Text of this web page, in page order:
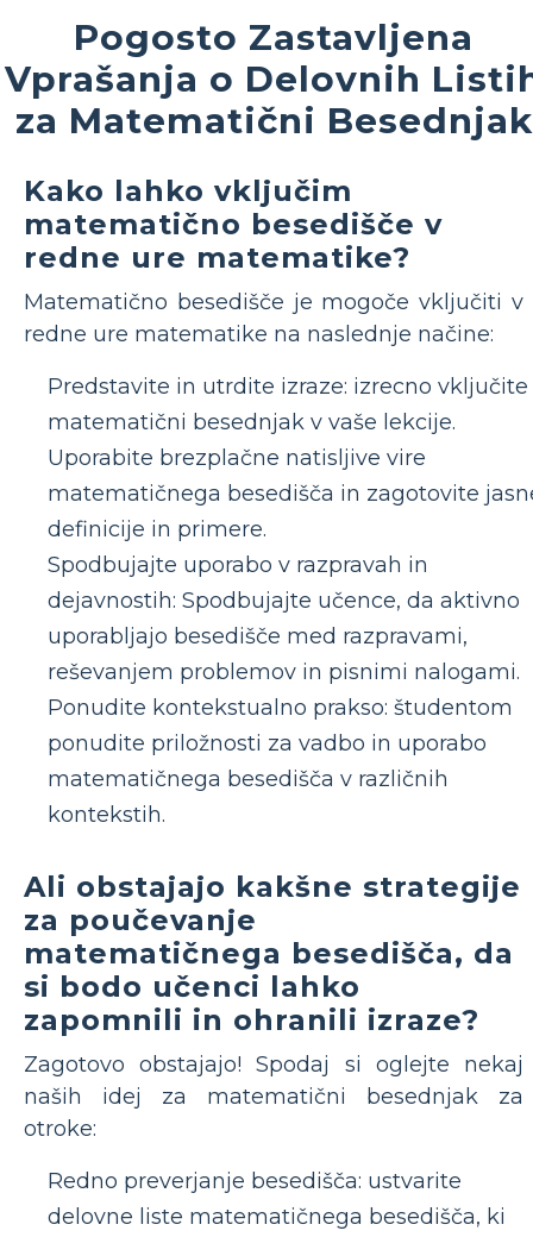
Pogosto Zastavljena
Vprašanja o Delovnih
za Matematični Besednjak
Kako lahko vključim
matematično besedišče v
redne ure matematike?
Matematično besedišče je mogoče vključiti v
redne ure matematike na naslednje načine:
Predstavite in utrdite izraze: izrecno vključite
matematični besednjak v vaše lekcije.
Uporabite brezplačne natisljive vire
matematičnega besedišča in zagotovite
definicije in primere.
Spodbujajte uporabo v razpravah in
dejavnostih: Spodbujajte učence, da aktivno
uporabljajo besedišče med razpravami,
reševanjem problemov in pisnimi nalogami.
Ponudite kontekstualno prakso: študentom
ponudite priložnosti za vadbo in uporabo
matematičnega besedišča v različnih
kontekstih.
Ali obstajajo kakšne strategije
za poučevanje
matematičnega besedišča, da
si bodo učenci lahko
zapomnili in ohranili izraze?
Zagotovo obstajajo! Spodaj si oglejte nekaj
naših idej za matematični besednjak za
otroke:
Redno preverjanje besedišča: ustvarite
delovne liste matematičnega besedišča, ki